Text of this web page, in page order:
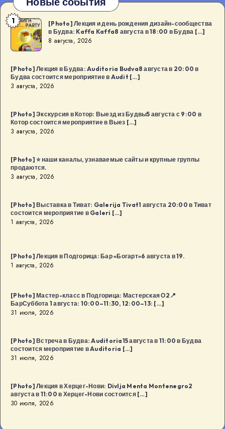
[Photo]
Лекция
и
рождения
дизайн-
в
Будва:
Kaffa
августа
в
в
Будва
[…]
1
[Photo] Лекция и день рождения дизайн-сообщества
в Будва: Kaffa Kaffa8 августа в 18:00 в Будва […]
8 августа, 2026
[Photo] Лекция в Будва: Auditoria Budva8 августа в 20:00 в
Будва состоится мероприятие в Audit […]
3 августа, 2026
[Photo] Экскурсия в Котор: Выезд из Будвы5 августа с 9:00 в
Котор состоится мероприятие в Выез […]
3 августа, 2026
[Photo] ⭐️ наши каналы, узнаваемые сайты и крупные группы
продаются.
3 августа, 2026
[Photo] Выставка в Тиват: Galerija Tivat1 августа 20:00 в Тиват
состоится мероприятие в Galeri […]
1 августа, 2026
[Photo] Лекция в Подгорица: Бар «Богарт»6 августа в 19.
1 августа, 2026
[Photo] Мастер-класс в Подгорица: Мастерская О2📍
БарСуббота 1 августа: 10:00–11:30, 12:00–13: […]
31 июля, 2026
[Photo] Встреча в Будва: Auditoria15 августа в 11:00 в Будва
состоится мероприятие в Auditoria […]
31 июля, 2026
[Photo] Лекция в Херцег-Нови: Divlja Menta Montenegro2
августа в 11:00 в Херцег-Нови состоится […]
30 июля, 2026